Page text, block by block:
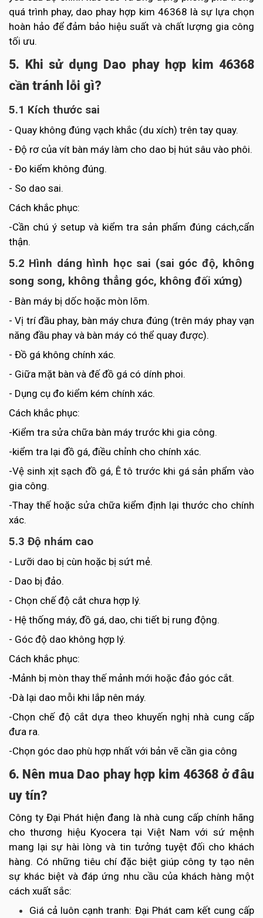
quá trình phay, dao phay hợp kim 46368 là sự lựa chọn
hoàn hảo để đảm bảo hiệu suất và chất lượng gia công
tối ưu.
5. Khi sử dụng Dao phay hợp kim 46368
cần tránh lỗi gì?
5.1 Kích thước sai
- Quay không đúng vạch khắc (du xích) trên tay quay.
- Độ rơ của vít bàn máy làm cho dao bị hút sâu vào phôi.
- Đo kiểm không đúng.
- So dao sai.
Cách khắc phục:
-Cần chú ý setup và kiểm tra sản phẩm đúng cách,cẩn
thận.
5.2 Hình dáng hình học sai (sai góc độ, không
song song, không thẳng góc, không đối xứng)
- Bàn máy bị dốc hoặc mòn lõm.
- Vị trí đầu phay, bàn máy chưa đúng (trên máy phay vạn
năng đầu phay và bàn máy có thể quay được).
- Đồ gá không chính xác.
- Giữa mặt bàn và đế đồ gá có dính phoi.
- Dụng cụ đo kiểm kém chính xác.
Cách khắc phục:
-Kiểm tra sửa chữa bàn máy trước khi gia công.
-kiểm tra lại đồ gá, điều chỉnh cho chính xác.
-Vệ sinh xịt sạch đồ gá, Ê tô trước khi gá sản phẩm vào
gia công.
-Thay thế hoặc sửa chữa kiểm định lại thước cho chính
xác.
5.3 Độ nhám cao
- Lưỡi dao bị cùn hoặc bị sứt mẻ.
- Dao bị đảo.
- Chọn chế độ cắt chưa hợp lý.
- Hệ thống máy, đồ gá, dao, chi tiết bị rung động.
- Góc độ dao không hợp lý.
Cách khắc phục:
-Mảnh bị mòn thay thế mảnh mới hoặc đảo góc cắt.
-Dà lại dao mỗi khi lắp nên máy.
-Chọn chế độ cắt dựa theo khuyến nghị nhà cung cấp
đưa ra.
-Chọn góc dao phù hợp nhất với bản vẽ cần gia công
6. Nên mua Dao phay hợp kim 46368 ở đâu
uy tín?
Công ty Đại Phát hiện đang là nhà cung cấp chính hãng
cho thương hiệu Kyocera tại Việt Nam với sứ mệnh
mang lại sự hài lòng và tin tưởng tuyệt đối cho khách
hàng. Có những tiêu chí đặc biệt giúp công ty tạo nên
sự khác biệt và đáp ứng nhu cầu của khách hàng một
cách xuất sắc:
Giá cả luôn cạnh tranh: Đại Phát cam kết cung cấp